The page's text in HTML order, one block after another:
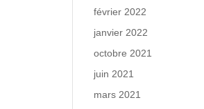
février 2022
janvier 2022
octobre 2021
juin 2021
mars 2021